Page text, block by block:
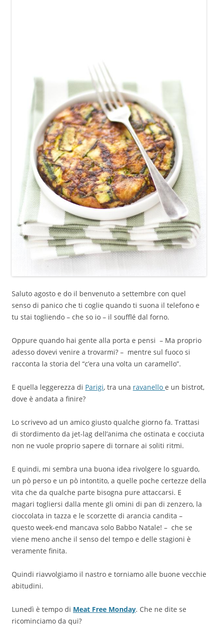
Saluto agosto e do il benvenuto a settembre con quel
senso di panico che ti coglie quando ti suona il telefono e
tu stai togliendo – che so io – il soufflé dal forno.
Oppure quando hai gente alla porta e pensi – Ma proprio
adesso dovevi venire a trovarmi? – mentre sul fuoco si
racconta la storia del “c’era una volta un caramello”.
E quella leggerezza di Parigi, tra una ravanello e un bistrot,
dove è andata a finire?
Lo scrivevo ad un amico giusto qualche giorno fa. Trattasi
di stordimento da jet-lag dell’anima che ostinata e cocciuta
non ne vuole proprio sapere di tornare ai soliti ritmi.
E quindi, mi sembra una buona idea rivolgere lo sguardo,
un pò perso e un pò intontito, a quelle poche certezze della
vita che da qualche parte bisogna pure attaccarsi. E
magari togliersi dalla mente gli omini di pan di zenzero, la
cioccolata in tazza e le scorzette di arancia candita –
questo week-end mancava solo Babbo Natale! – che se
viene meno anche il senso del tempo e delle stagioni è
veramente finita.
Quindi riavvolgiamo il nastro e torniamo alle buone vecchie
abitudini.
Lunedì è tempo di Meat Free Monday. Che ne dite se
ricominciamo da qui?